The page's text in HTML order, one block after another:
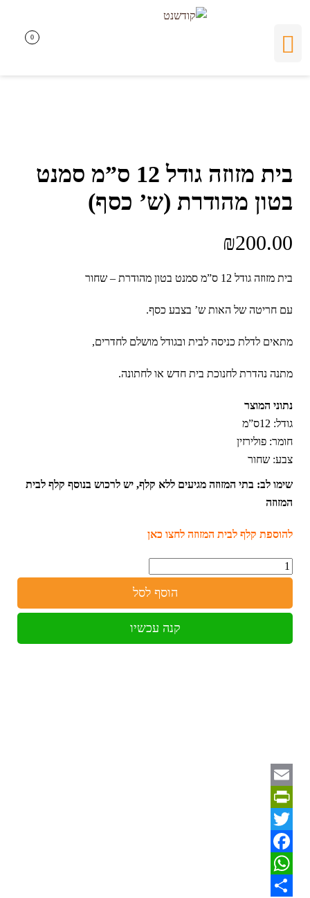
0
בית מזוזה גודל 12 ס”מ סמנט
בטון מהודרת (ש’ כסף)
₪200.00
בית מזוזה גודל 12 ס”מ סמנט בטון מהודרת – שחור
עם חריטה של האות ש’ בצבע כסף.
מתאים לדלת כניסה לבית ובגודל מושלם לחדרים,
מתנה נהדרת לחנוכת בית חדש או לחתונה.
נתוני המוצר
גודל: 12ס”מ
חומר: פולירזין
צבע: שחור
שימו לב: בתי המזוזה מגיעים ללא קלף, יש לרכוש בנוסף קלף לבית
המזוזה
להוספת קלף לבית המזוזה לחצו כאן
כמות
הוסף לסל
קנה עכשיו
Email
PrintFriendly
Twitter
Facebook
WhatsApp
0